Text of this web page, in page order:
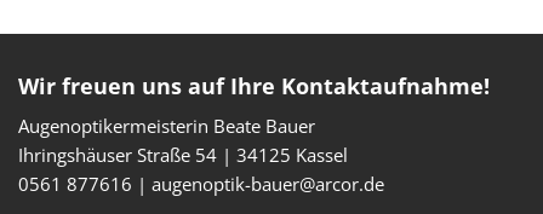
Wir freuen uns auf Ihre Kontaktaufnahme!
Augenoptikermeisterin Beate Bauer
Ihringshäuser Straße 54 | 34125 Kassel
0561 877616 | augenoptik-bauer@arcor.de